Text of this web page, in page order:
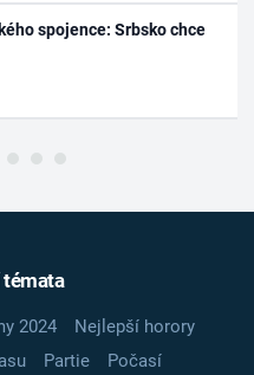
spojence: Srbsko chce
2024
Nejlepší horory
Partie
Počasí